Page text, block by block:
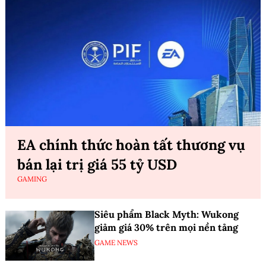
EA chính thức hoàn tất thương vụ
bán lại trị giá 55 tỷ USD
GAMING
Siêu phẩm Black Myth: Wukong
giảm giá 30% trên mọi nền tảng
GAME NEWS